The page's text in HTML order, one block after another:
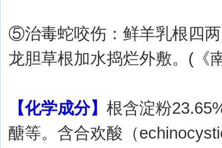
⑤治毒蛇咬伤：鲜羊乳根四
龙胆草根加水捣烂外敷。(《
【化学成分】 根含淀粉
醣等。含合欢酸（